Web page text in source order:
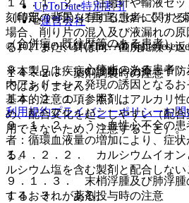
１４．１．２． 注射針や輸液セッ
刻印部（○印）に垂直にゆっくりと
場合、削り片の混入及び液漏れの
る）、また、針は同一箇所に繰り返
１４．２． 薬剤調製時の注意
１４．２．１． 本剤はアルカリ性
め、配合変化を起こしやすい（配
用できないため、注意すること）。
１４．２．２． カルシウムイオン
ルシウム塩を含む製剤と配合しない
１４．３． 薬剤投与時の注意
（特定の背景を有する患者に関する
（合併症・既往歴等のある患者）
９．１．１． 心停止のある患者：
内アシドーシス発現の誘因となる
基本的注意の項参照〕。
９．１．２． うっ血性心不全の患
者：循環血液量の増加により、症
る。
９．１．３． 末梢浮腫及び肺浮腫
するおそれがある。
UpToDate特別割引
運営会社
© 2021 HOKUTO Inc. All rights
※本製品は疾病の診断・治療・予
ではありません。
利用規約プライバシーポリシーお問